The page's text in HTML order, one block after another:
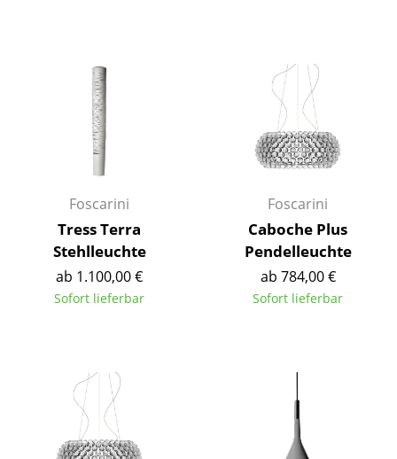
Wohnzimmer
Esszimmer
Schlafzimmer
Kinderzimmer
Arbeitszimmer
Badezimmer
Stauraum
Balkon & Garten
Foscarini
Tress Terra
Stehlleuchte
ab 1.100,00 €
Sofort lieferbar
Foscarini
Caboche Plus
Pendelleuchte
ab 784,00 €
Sofort lieferbar